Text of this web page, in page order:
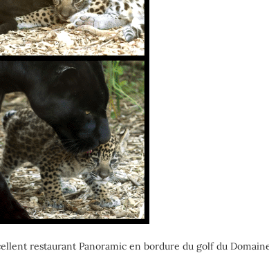
restaurant Panoramic en bordure du golf du